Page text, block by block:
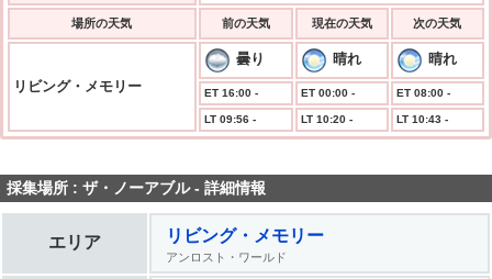
場所の天気 前の天気 現在の天気 次の天気
リビング・メモリー
曇り 晴れ 晴れ
ET 16:00 - ET 00:00 - ET 08:00 -
LT 09:56 - LT 10:20 - LT 10:43 -
採集場所 : ザ・ノーアブル - 詳細情報
エリア リビング・メモリー
アンロスト・ワールド